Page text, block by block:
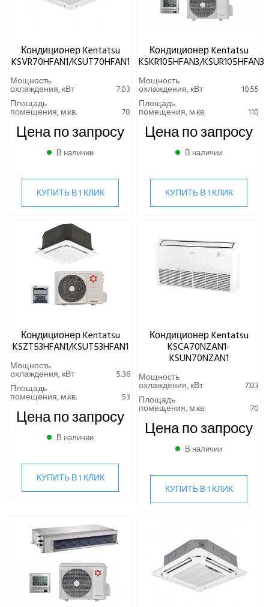
Кондиционер Kentatsu
KSVR70HFAN1/KSUT70HFAN1
Мощность
охлаждения, кВт
7.03
Площадь
помещения, м.кв. 70
Цена по запросу
В наличии
КУПИТЬ В 1 КЛИК
Кондиционер Kentatsu
KSKR105HFAN3/KSUR105HFAN3
Мощность
охлаждения, кВт
10.55
Площадь
помещения, м.кв. 110
Цена по запросу
В наличии
КУПИТЬ В 1 КЛИК
Кондиционер Kentatsu
KSZT53HFAN1/KSUT53HFAN1
Мощность
охлаждения, кВт
5.36
Площадь
помещения, м.кв. 53
Цена по запросу
В наличии
КУПИТЬ В 1 КЛИК
Кондиционер Kentatsu
KSCA70NZAN1-
KSUN70NZAN1
Мощность
охлаждения, кВт
7.03
Площадь
помещения, м.кв. 70
Цена по запросу
В наличии
КУПИТЬ В 1 КЛИК